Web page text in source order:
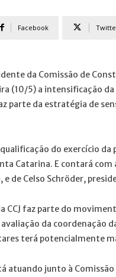
Facebook
da Comissão de
(10/5) a intensificação da
parte da estratégia de
do exercício
Catarina. E contará
e de Celso Schröder,
CCJ faz parte do
da coordenação
terá potencialmente
atuando junto à